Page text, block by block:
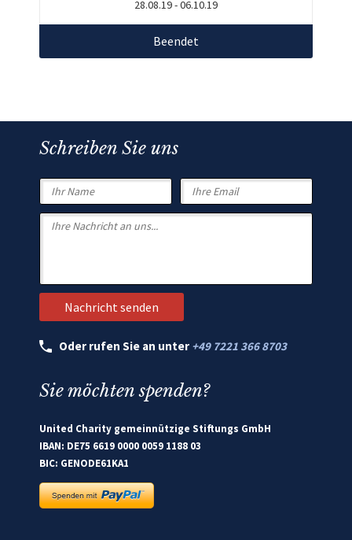
28.08.19 - 06.10.19
Beendet
Schreiben Sie uns
Oder rufen Sie an unter +49 7221 366 8703
Sie möchten spenden?
United Charity gemeinnützige Stiftungs GmbH
IBAN: DE75 6619 0000 0059 1188 03
BIC: GENODE61KA1